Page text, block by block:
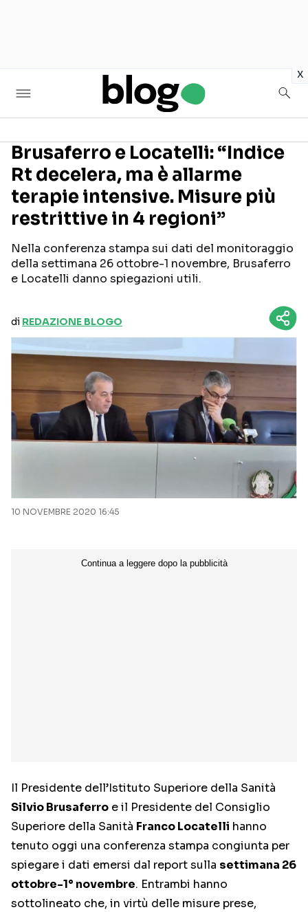
x
Seguici sui social
Brusaferro e Locatelli: “Indice
Rt decelera, ma è allarme
terapie intensive. Misure più
restrittive in 4 regioni”
Nella conferenza stampa sui dati del monitoraggio
della settimana 26 ottobre-1 novembre, Brusaferro
e Locatelli danno spiegazioni utili.
di REDAZIONE BLOGO
10 NOVEMBRE 2020 16:45
Il Presidente dell’Istituto Superiore della Sanità
Silvio Brusaferro e il Presidente del Consiglio
Superiore della Sanità Franco Locatelli hanno
tenuto oggi una conferenza stampa congiunta per
spiegare i dati emersi dal report sulla settimana 26
ottobre-1° novembre. Entrambi hanno
sottolineato che, in virtù delle misure prese,